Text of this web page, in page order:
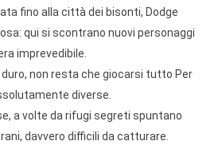
fino alla città dei bisonti, Dodge
qui si scontrano nuovi personaggi
imprevedibile.
duro, non resta che giocarsi tutto Per
diverse.
a volte da rifugi segreti spuntano
davvero difficili da catturare.